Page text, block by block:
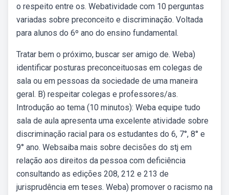
o respeito entre os. Webatividade com 10 perguntas
variadas sobre preconceito e discriminação. Voltada
para alunos do 6º ano do ensino fundamental.
Tratar bem o próximo, buscar ser amigo de. Weba)
identificar posturas preconceituosas em colegas de
sala ou em pessoas da sociedade de uma maneira
geral. B) respeitar colegas e professores/as.
Introdução ao tema (10 minutos): Weba equipe tudo
sala de aula apresenta uma excelente atividade sobre
discriminação racial para os estudantes do 6, 7°, 8° e
9° ano. Websaiba mais sobre decisões do stj em
relação aos direitos da pessoa com deficiência
consultando as edições 208, 212 e 213 de
jurisprudência em teses. Weba) promover o racismo na